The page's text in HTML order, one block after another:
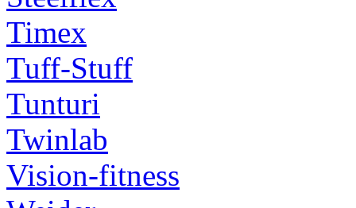
Timex
Tuff-Stuff
Tunturi
Twinlab
Vision-fitness